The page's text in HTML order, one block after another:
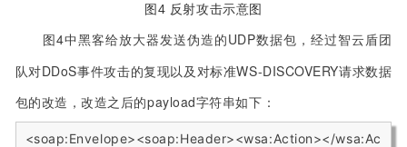
图4 反射攻击示意图
图4中黑客给放大器发送伪造的UDP数据包，经过智云盾团
队对DDoS事件攻击的复现以及对标准WS-DISCOVERY请求数据
包的改造，改造之后的payload字符串如下：
<soap:Envelope><soap:Header><wsa:Action></wsa:Ac